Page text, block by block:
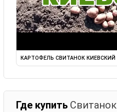
КАРТОФЕЛЬ СВИТАНОК КИЕВСКИЙ
Где купить Свитанок